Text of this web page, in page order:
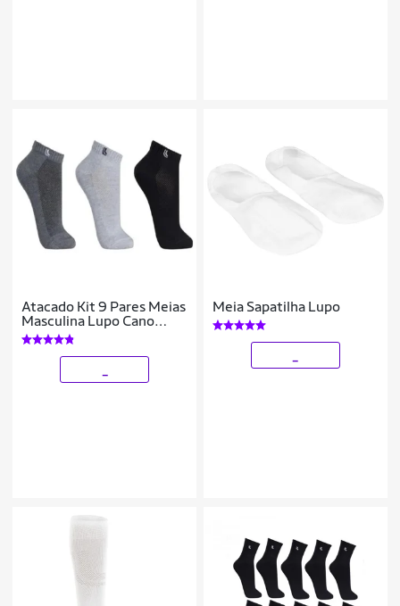
Atacado Kit 9 Pares Meias
Masculina Lupo Cano
Curto Algodão
Meia Sapatilha Lupo